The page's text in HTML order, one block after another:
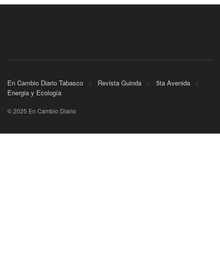
En Cambio Diario Tabasco Revista Guinda
5ta Avenida
Energia y Ecología
© 2025 En Cambio Diario